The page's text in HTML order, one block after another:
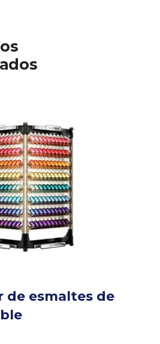
de esmaltes de